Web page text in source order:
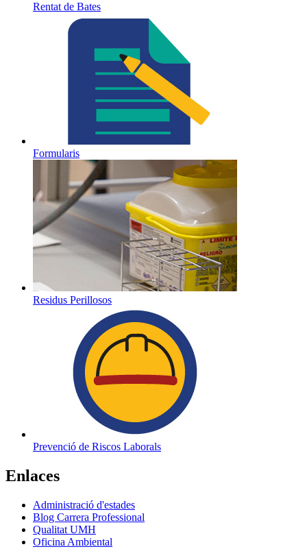
Rentat de Bates
Formularis
Residus Perillosos
Prevenció de Riscos Laborals
Enlaces
Administració d'estades
Blog Carrera Professional
Qualitat UMH
Oficina Ambiental